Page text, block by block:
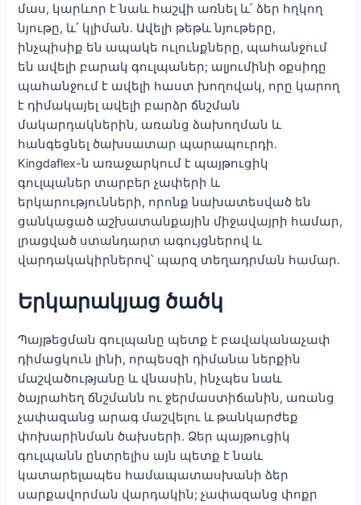
մաս, կարևոր է նաև հաշվի առնել և՛ ձեր հղկող
նյութը, և՛ կլիման. Ավելի թեթև նյութերը,
ինչպիսիք են ապակե ուլունքները, պահանջում
են ավելի բարակ գուլպաներ; ալյումինի օքսիդը
պահանջում է ավելի հաստ խողովակ, որը կարող
է դիմակայել ավելի բարձր ճնշման
մակարդակներին, առանց ձախողման և
հանգեցնել ծախսատար պարապուրդի.
Kingdaflex-ն առաջարկում է պայթուցիկ
գուլպաներ տարբեր չափերի և
երկարությունների, որոնք նախատեսված են
ցանկացած աշխատանքային միջավայրի համար,
լրացված ստանդարտ ագույցներով և
վարդակակիրներով՝ պարզ տեղադրման համար.
Երկարակյաց ծածկ
Պայթեցման գուլպանը պետք է բավականաչափ
դիմացկուն լինի, որպեսզի դիմանա ներքին
մաշվածությանը և վնասին, ինչպես նաև
ծայրահեղ ճնշմանն ու ջերմաստիճանին, առանց
չափազանց արագ մաշվելու և թանկարժեք
փոխարինման ծախսերի. Ձեր պայթուցիկ
գուլպանն ընտրելիս այն պետք է նաև
կատարելապես համապատասխանի ձեր
սարքավորման վարդակին; չափազանց փոքր